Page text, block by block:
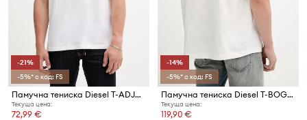
-21%
-5%* с код: FS
Памучна тениска Diesel T-ADJUST-OD
Текуща цена:
72,99 €
-14%
-5%* с код: FS
Памучна тениска Diesel T-BOGGY-MEGOVAL-D
Текуща цена:
119,90 €